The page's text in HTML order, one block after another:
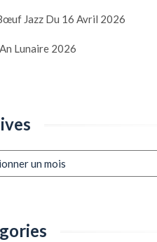
Jazz Du 16 Avril 2026
Lunaire 2026